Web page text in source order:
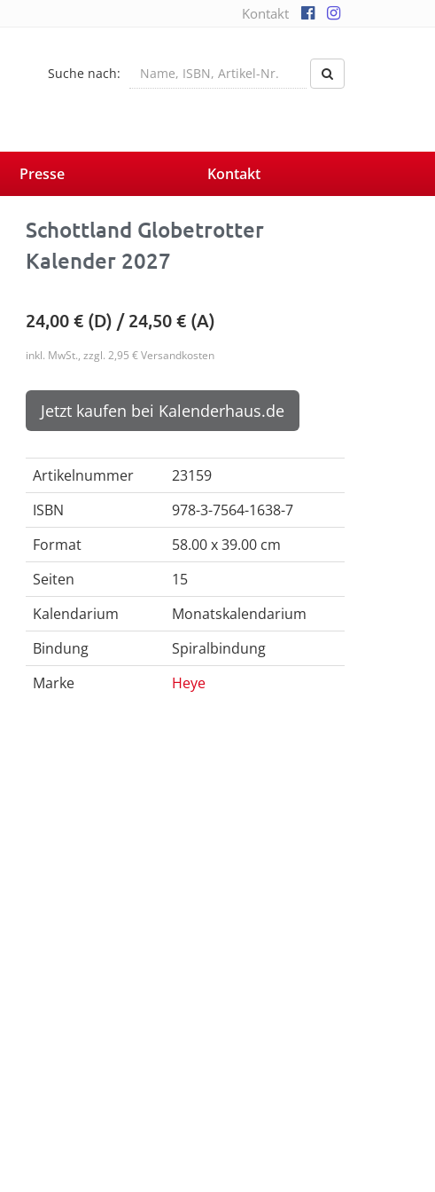
Kontakt
Suche nach:
Presse Kontakt
Schottland Globetrotter
Kalender 2027
24,00€ (D) /24,50€ (A)
inkl. MwSt., zzgl. 2,95 € Versandkosten
Jetzt kaufen bei Kalenderhaus.de
Artikelnummer
23159
ISBN
978-3-7564-1638-7
Format
58.00 x 39.00 cm
Seiten
15
Kalendarium
Monatskalendarium
Bindung
Spiralbindung
Marke
Heye